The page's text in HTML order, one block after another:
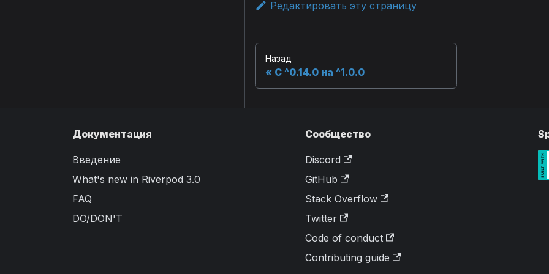
Редактировать эту страницу
Назад
С ^0.14.0 на ^1.0.0
Документация
Введение
What's new in Riverpod 3.0
FAQ
DO/DON'T
Сообщество
Discord
GitHub
Stack Overflow
Twitter
Code of conduct
Contributing guide